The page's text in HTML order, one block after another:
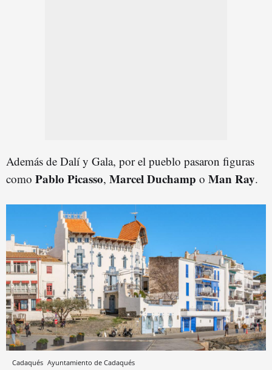
Además de Dalí y Gala, por el pueblo pasaron figuras
como Pablo Picasso, Marcel Duchamp o Man Ray.
Cadaqués Ayuntamiento de Cadaqués